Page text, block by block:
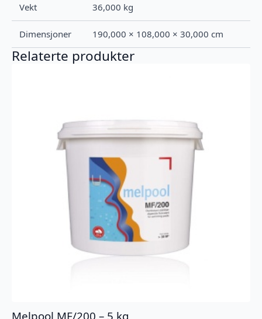
Vekt 36,000 kg
Dimensjoner 190,000 × 108,000 × 30,000 cm
Relaterte produkter
Melpool MF/200 – 5 kg